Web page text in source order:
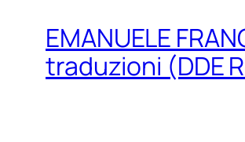
EMANUELE
traduzioni (DDE